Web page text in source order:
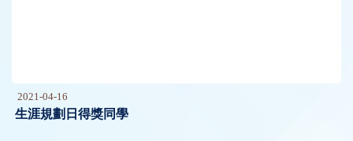
2021-04-16
生涯規劃日得獎同學